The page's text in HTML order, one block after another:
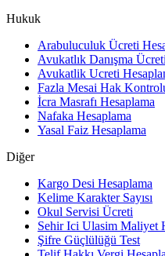
Hukuk
Arabuluculuk Ücreti
Avukatlık Danışma
Avukatlik Ucreti
Fazla Mesai Hak
İcra Masrafı Hesaplama
Nafaka Hesaplama
Yasal Faiz Hesaplama
Diğer
Kargo Desi Hesaplama
Kelime Karakter Sayısı
Okul Servisi Ücreti
Sehir Ici Ulasim Maliyet
Şifre Güçlülüğü Test